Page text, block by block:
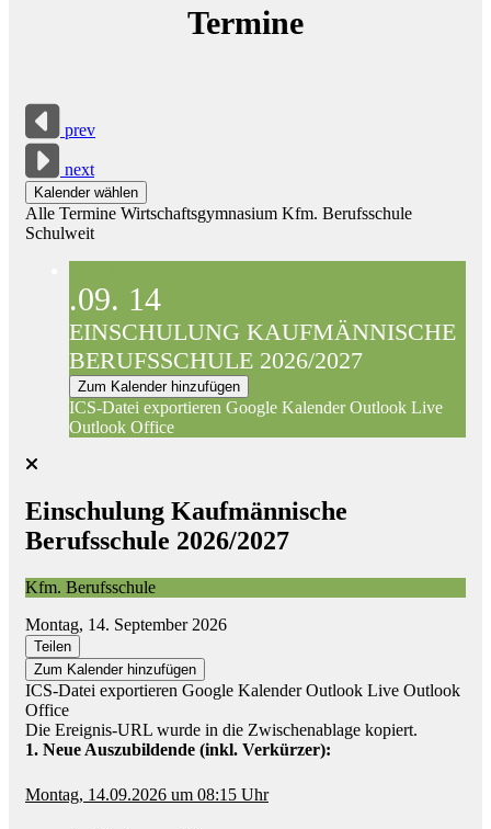
Termine
prev
next
Kalender wählen
Alle Termine Wirtschaftsgymnasium Kfm. Berufsschule
Schulweit
.09. 14
EINSCHULUNG KAUFMÄNNISCHE
BERUFSSCHULE 2026/2027
Zum Kalender hinzufügen
ICS-Datei exportieren Google KalenderOutlook Live
Outlook Office
Einschulung Kaufmännische
Berufsschule 2026/2027
Kfm. Berufsschule
Montag, 14. September 2026
Teilen
Zum Kalender hinzufügen
ICS-Datei exportieren Google KalenderOutlook Live Outlook
Office
Die Ereignis-URL wurde in die Zwischenablage kopiert.
1. Neue Auszubildende (inkl. Verkürzer):
Montag, 14.09.2026 um 08:15 Uhr